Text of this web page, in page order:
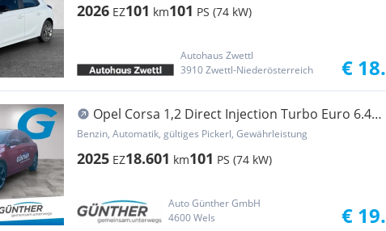
2026 EZ101 km101 PS (74 kW)
Autohaus Zwettl
3910 Zwettl-Niederösterreich
€
Opel Corsa 1,2 Direct Injection Turbo Euro 6.4
YES Aut.
Benzin, Automatik, gültiges Pickerl, Gewährleistung
2025 EZ18.601 km101 PS (74 kW)
Auto Günther GmbH
4600 Wels
€